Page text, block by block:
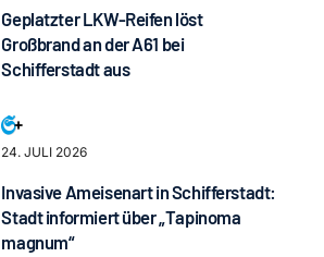
Geplatzter LKW-Reifen löst
Großbrand an der A61 bei
Schifferstadt aus
24. JULI 2026
Invasive Ameisenart in Schifferstadt:
Stadt informiert über „Tapinoma
magnum“